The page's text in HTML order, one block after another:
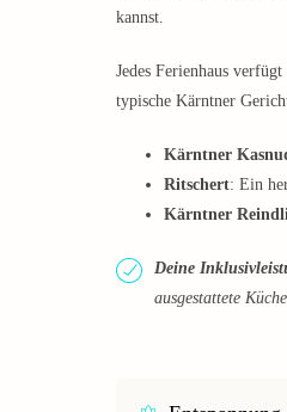
kannst.
Jedes Ferienhaus
typische Kärntner
Kärntner
Ritschert: Ein
Kärntner
Deine
ausgestattete